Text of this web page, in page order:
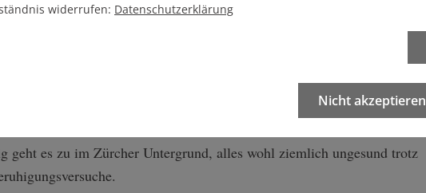
ist oder einfach nur Atembeschwerden hat, darauf weisen Ärzte
für den sind auch kurzfristig erhöhte Feinstaubbelastungen
es aber für Menschen, die ihren Arbeitsplatz dort unten haben, also
Belastungen ausgesetzt sind? Dazu sagen die SBB nichts. Auch
Belastungen auf die Gesundheit auswirken können.
geht es zu im Zürcher Untergrund, alles wohl ziemlich ungesund trotz
widerrufen: Datenschutzerklärung
Nicht akzeptieren